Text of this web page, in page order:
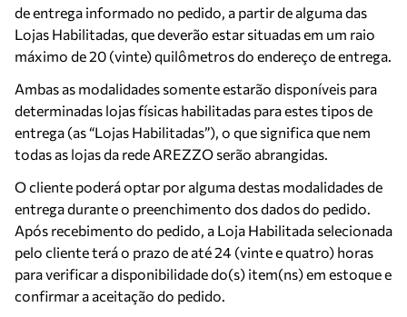
de entrega informado no pedido, a partir de alguma das
Lojas Habilitadas, que deverão estar situadas em um raio
máximo de 20 (vinte) quilômetros do endereço de entrega.
Ambas as modalidades somente estarão disponíveis para
determinadas lojas físicas habilitadas para estes tipos de
entrega (as “Lojas Habilitadas”), o que significa que nem
todas as lojas da rede AREZZO serão abrangidas.
O cliente poderá optar por alguma destas modalidades de
entrega durante o preenchimento dos dados do pedido.
Após recebimento do pedido, a Loja Habilitada selecionada
pelo cliente terá o prazo de até 24 (vinte e quatro) horas
para verificar a disponibilidade do(s) item(ns) em estoque e
confirmar a aceitação do pedido.